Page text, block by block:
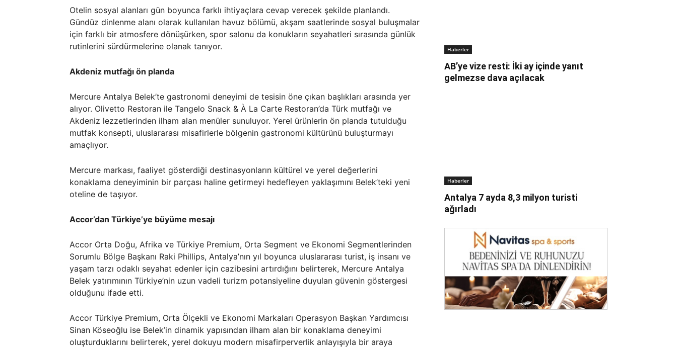
Otelin sosyal alanları gün boyunca farklı ihtiyaçlara cevap verecek şekilde planlandı.
Gündüz dinlenme alanı olarak kullanılan havuz bölümü, akşam saatlerinde sosyal buluşmalar
için farklı bir atmosfere dönüşürken, spor salonu da konukların seyahatleri sırasında günlük
rutinlerini sürdürmelerine olanak tanıyor.
Akdeniz mutfağı ön planda
Mercure Antalya Belek’te gastronomi deneyimi de tesisin öne çıkan başlıkları arasında yer
alıyor. Olivetto Restoran ile Tangelo Snack & À La Carte Restoran’da Türk mutfağı ve
Akdeniz lezzetlerinden ilham alan menüler sunuluyor. Yerel ürünlerin ön planda tutulduğu
mutfak konsepti, uluslararası misafirlerle bölgenin gastronomi kültürünü buluşturmayı
amaçlıyor.
Mercure markası, faaliyet gösterdiği destinasyonların kültürel ve yerel değerlerini
konaklama deneyiminin bir parçası haline getirmeyi hedefleyen yaklaşımını Belek’teki yeni
oteline de taşıyor.
Accor’dan Türkiye’ye büyüme mesajı
Accor Orta Doğu, Afrika ve Türkiye Premium, Orta Segment ve Ekonomi Segmentlerinden
Sorumlu Bölge Başkanı Raki Phillips, Antalya’nın yıl boyunca uluslararası turist, iş insanı ve
yaşam tarzı odaklı seyahat edenler için cazibesini artırdığını belirterek, Mercure Antalya
Belek yatırımının Türkiye’nin uzun vadeli turizm potansiyeline duyulan güvenin göstergesi
olduğunu ifade etti.
Accor Türkiye Premium, Orta Ölçekli ve Ekonomi Markaları Operasyon Başkan Yardımcısı
Sinan Köseoğlu ise Belek’in dinamik yapısından ilham alan bir konaklama deneyimi
oluşturduklarını belirterek, yerel dokuyu modern misafirperverlik anlayışıyla bir araya
Haberler
AB’ye vize resti: İki ay içinde yanıt
gelmezse dava açılacak
Haberler
Antalya 7 ayda 8,3 milyon turisti
ağırladı